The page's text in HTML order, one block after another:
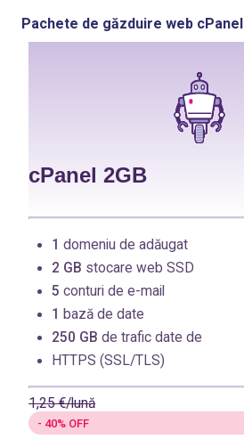
Pachete de găzduire web cPanel